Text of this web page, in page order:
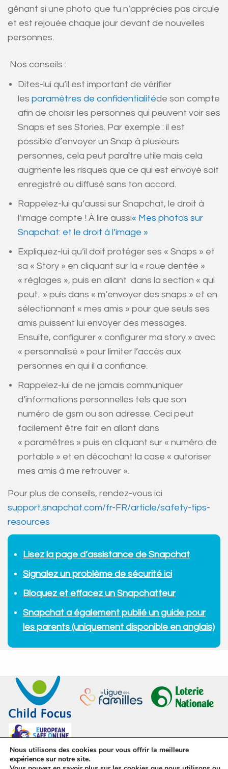
gênant si une photo que tu n’apprécies pas circule
et est rejouée chaque jour devant de nouvelles
personnes.
Nos conseils :
Dites-lui qu’il est important de vérifier
les paramètres de confidentialitéde son compte
afin de choisir les personnes qui peuvent voir ses
Snaps et ses Stories. Par exemple : il est
possible d’envoyer un Snap à plusieurs
personnes, cela peut paraître utile mais cela
augmente les risques que ce qui est envoyé soit
enregistré ou diffusé sans ton accord.
Rappelez-lui qu’aussi sur Snapchat, le droit à
l’image compte ! À lire aussi« Mes photos sur
Snapchat: et le droit à l’image »
Expliquez-lui qu’il doit protéger ses « Snaps » et
sa « Story » en cliquant sur la « roue dentée »
« réglages », puis en allant dans la section « qui
peut.. » puis dans « m’envoyer des snaps » et en
sélectionnant « mes amis » pour que seuls ses
amis puissent lui envoyer des messages.
Ensuite, configurer « configurer ma story » avec
« personnalisé » pour limiter l’accès aux
personnes en qui il a confiance.
Rappelez-lui de ne jamais communiquer
d’informations personnelles tels que son
numéro de gsm ou son adresse. Ceci peut
facilement être fait en allant dans
« paramètres » puis en cliquant sur « numéro de
portable » et en décochant la case « autoriser
mes amis à me retrouver ».
Pour plus de conseils, rendez-vous ici
support.snapchat.com/fr-FR/article/safety-tips-
resources
Lisez la page d’assistance de Snapchat
Signalez un problème de sécurité ici
Bloquez et effacez un Snapchatteur
Snapchat a également publié un guide pour
les parents (uniquement disponible en anglais)
Nous utilisons des cookies pour vous offrir la meilleure
expérience sur notre site.